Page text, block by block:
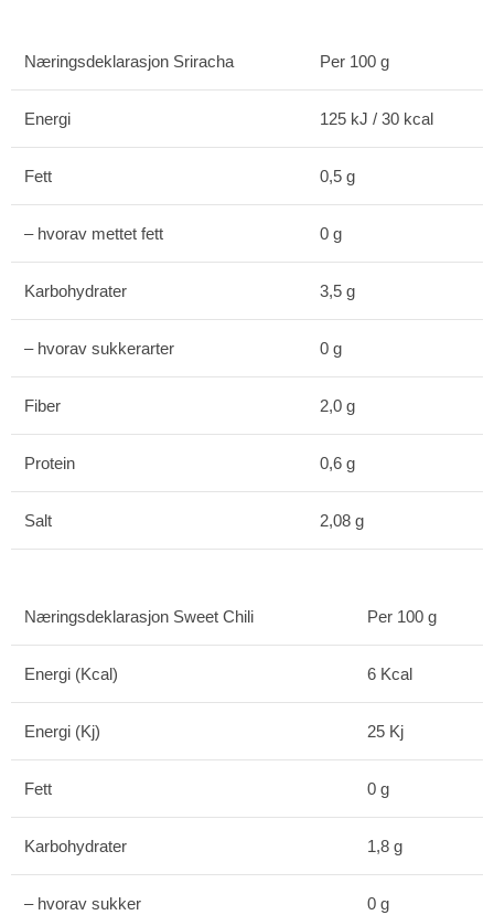
Næringsdeklarasjon Sriracha Per 100 g
Energi 125 kJ / 30 kcal
Fett 0,5 g
– hvorav mettet fett 0 g
Karbohydrater 3,5 g
– hvorav sukkerarter 0 g
Fiber 2,0 g
Protein 0,6 g
Salt 2,08 g
Næringsdeklarasjon Sweet Chili Per 100 g
Energi (Kcal) 6 Kcal
Energi (Kj) 25 Kj
Fett 0 g
Karbohydrater 1,8 g
– hvorav sukker 0 g